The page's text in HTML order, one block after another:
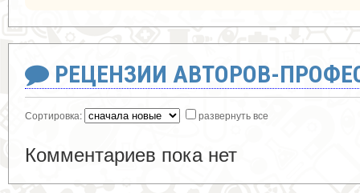
РЕЦЕНЗИИ АВТОРОВ-
Сортировка: развернуть все
Комментариев пока нет